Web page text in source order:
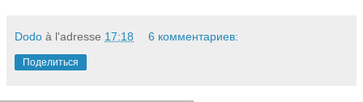
Dodo à l'adresse 17:18 6 комментариев:
Поделиться